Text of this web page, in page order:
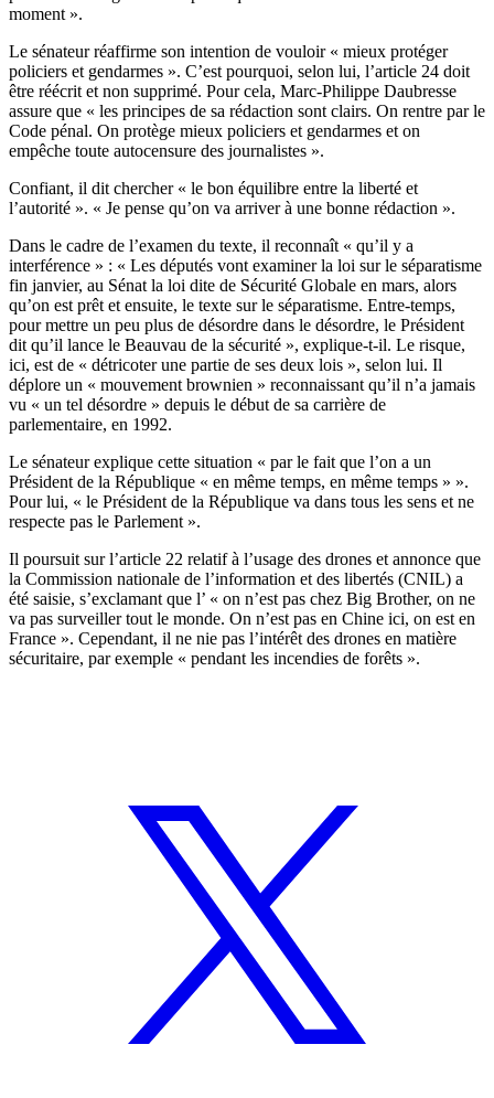
moment ».
Le sénateur réaffirme son intention de vouloir « mieux protéger
policiers et gendarmes ». C’est pourquoi, selon lui, l’article 24 doit
être réécrit et non supprimé. Pour cela, Marc-Philippe Daubresse
assure que « les principes de sa rédaction sont clairs. On rentre par le
Code pénal. On protège mieux policiers et gendarmes et on
empêche toute autocensure des journalistes ».
Confiant, il dit chercher « le bon équilibre entre la liberté et
l’autorité ». « Je pense qu’on va arriver à une bonne rédaction ».
Dans le cadre de l’examen du texte, il reconnaît « qu’il y a
interférence » : « Les députés vont examiner la loi sur le séparatisme
fin janvier, au Sénat la loi dite de Sécurité Globale en mars, alors
qu’on est prêt et ensuite, le texte sur le séparatisme. Entre-temps,
pour mettre un peu plus de désordre dans le désordre, le Président
dit qu’il lance le Beauvau de la sécurité », explique-t-il. Le risque,
ici, est de « détricoter une partie de ses deux lois », selon lui. Il
déplore un « mouvement brownien » reconnaissant qu’il n’a jamais
vu « un tel désordre » depuis le début de sa carrière de
parlementaire, en 1992.
Le sénateur explique cette situation « par le fait que l’on a un
Président de la République « en même temps, en même temps » ».
Pour lui, « le Président de la République va dans tous les sens et ne
respecte pas le Parlement ».
Il poursuit sur l’article 22 relatif à l’usage des drones et annonce que
la Commission nationale de l’information et des libertés (CNIL) a
été saisie, s’exclamant que l’ « on n’est pas chez Big Brother, on ne
va pas surveiller tout le monde. On n’est pas en Chine ici, on est en
France ». Cependant, il ne nie pas l’intérêt des drones en matière
sécuritaire, par exemple « pendant les incendies de forêts ».